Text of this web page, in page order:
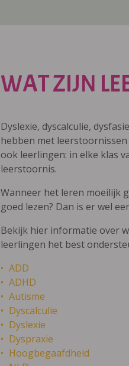
WAT ZIJN
Dyslexie, dyscalculie,
hebben met
ook leerlingen: in elke klas
leerstoornis.
Wanneer het leren moeilijk
goed lezen? Dan is er wel
Bekijk hier informatie over
leerlingen het best
ADD
ADHD
Autisme
Dyscalculie
Dyslexie
Dyspraxie
Hoogbegaafdheid